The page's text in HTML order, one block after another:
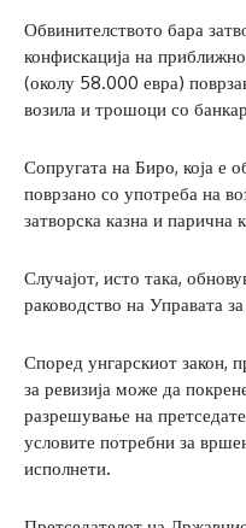
Обвинителството бара
конфискација на
(околу 58.000 евра)
возила и трошоци со
Сопругата на Биро, која е
поврзано со употреба на
затворска казна и парична
Случајот, исто така,
раководство на Управата
Според унгарскиот закон,
за ревизија може да
разрешување на
условите потребни за
исполнети.